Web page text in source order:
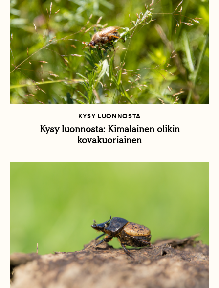
KYSY LUONNOSTA
Kysy luonnosta: Kimalainen olikin
kovakuoriainen